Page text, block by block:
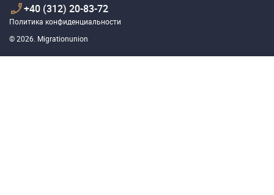
+40 (312) 20-83-72
© 2026. Migrationunion
Политика конфиденциальности